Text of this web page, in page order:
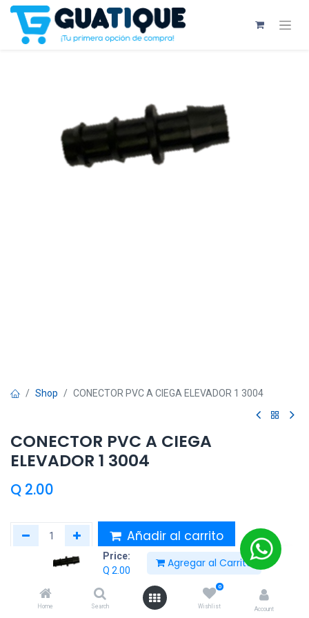
Price:
Q 2.00
Agregar al Carrito
Home Search
0
Wishlist Account
Shop CONECTOR PVC A CIEGA ELEVADOR 1 3004
CONECTOR PVC A CIEGA
ELEVADOR 1 3004
Q 2.00
Añadir al carrito
Añadir a lista de deseos
Entrega calculada: 2 día(s)